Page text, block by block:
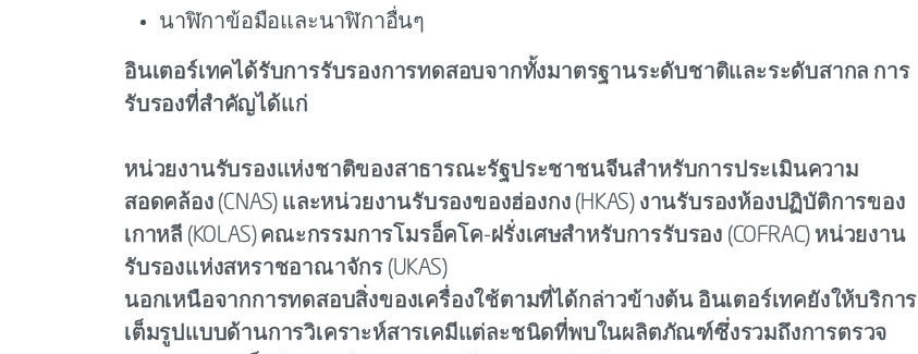
นาฬิกาข้อมือและนาฬิกาอื่นๆ
อินเตอร์เทคได้รับการรับรองการทดสอบจากทั้งมาตรฐานระดับชาติและระดับสากล การ
รับรองที่สำคัญได้แก่
หน่วยงานรับรองแห่งชาติของสาธารณะรัฐประชาชนจีนสำหรับการประเมินความ
สอดคล้อง (CNAS) และหน่วยงานรับรองของฮ่องกง (HKAS) งานรับรองห้องปฏิบัติการของ
เกาหลี (KOLAS) คณะกรรมการโมรอ็คโค-ฝรั่งเศษสำหรับการรับรอง (COFRAC) หน่วยงาน
รับรองแห่งสหราชอาณาจักร (UKAS)
นอกเหนือจากการทดสอบสิ่งของเครื่องใช้ตามที่ได้กล่าวข้างต้น อินเตอร์เทคยังให้บริการ
เต็มรูปแบบด้านการวิเคราะห์สารเคมีแต่ละชนิดที่พบในผลิตภัณฑ์ซึ่งรวมถึงการตรวจ